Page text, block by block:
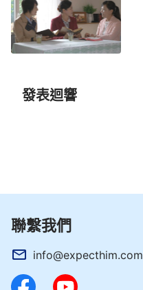
發表迴響
聯繫我們
info@expecthim.com